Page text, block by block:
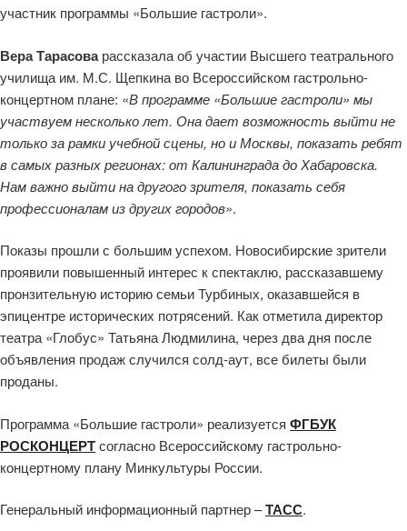
участник программы «Большие гастроли».
Вера Тарасоварассказала об участии Высшего театрального
училища им. М.С. Щепкина во Всероссийском гастрольно-
концертном плане: «В программе «Большие гастроли» мы
участвуем несколько лет. Она дает возможность выйти не
только за рамки учебной сцены, но и Москвы, показать ребят
в самых разных регионах: от Калининграда до Хабаровска.
Нам важно выйти на другого зрителя, показать себя
профессионалам из других городов».
Показы прошли с большим успехом. Новосибирские зрители
проявили повышенный интерес к спектаклю, рассказавшему
пронзительную историю семьи Турбиных, оказавшейся в
эпицентре исторических потрясений. Как отметила директор
театра «Глобус» Татьяна Людмилина, через два дня после
объявления продаж случился солд-аут, все билеты были
проданы.
Программа «Большие гастроли» реализуется ФГБУК
РОСКОНЦЕРТсогласно Всероссийскому гастрольно-
концертному плану Минкультуры России.
Генеральный информационный партнер –ТАСС.